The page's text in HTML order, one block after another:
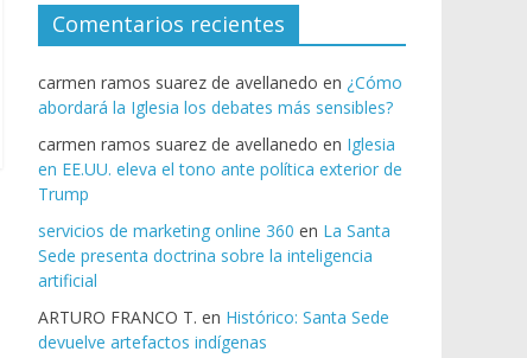
Comentarios recientes
carmen ramos suarez de avellanedo en ¿Cómo
abordará la Iglesia los debates más sensibles?
carmen ramos suarez de avellanedo en Iglesia
en EE.UU. eleva el tono ante política exterior de
Trump
servicios de marketing online 360 en La Santa
Sede presenta doctrina sobre la inteligencia
artificial
ARTURO FRANCO T. en Histórico: Santa Sede
devuelve artefactos indígenas